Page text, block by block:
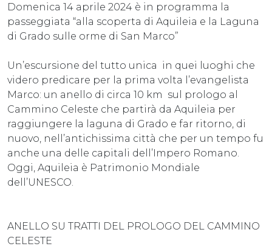
Domenica 14 aprile 2024 è in programma la
passeggiata “alla scoperta di Aquileia e la Laguna
di Grado sulle orme di San Marco”
Un’escursione del tutto unica in quei luoghi che
videro predicare per la prima volta l’evangelista
Marco: un anello di circa 10 km sul prologo al
Cammino Celeste che partirà da Aquileia per
raggiungere la laguna di Grado e far ritorno, di
nuovo, nell’antichissima città che per un tempo fu
anche una delle capitali dell’Impero Romano.
Oggi, Aquileia è Patrimonio Mondiale
dell’UNESCO.
ANELLO SU TRATTI DEL PROLOGO DEL CAMMINO
CELESTE